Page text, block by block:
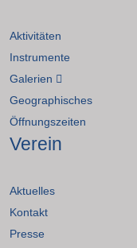
Aktivitäten
Instrumente
Galerien
Geographisches
Öffnungszeiten
Verein
Aktuelles
Kontakt
Presse